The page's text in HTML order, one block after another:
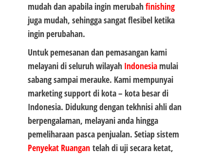
mudah dan apabila ingin merubahfinishing
juga mudah, sehingga sangat flesibel ketika
ingin perubahan.
Untuk pemesanan dan pemasangan kami
melayani di seluruh wilayah Indonesiamulai
sabang sampai merauke. Kami mempunyai
marketing support di kota – kota besar di
Indonesia. Didukung dengan tekhnisi ahli dan
berpengalaman, melayani anda hingga
pemeliharaan pasca penjualan. Setiap sistem
Penyekat Ruangantelah di uji secara ketat,